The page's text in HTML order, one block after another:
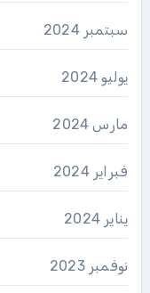
سبتمبر 2024
يوليو 2024
مارس 2024
فبراير 2024
يناير 2024
نوفمبر 2023